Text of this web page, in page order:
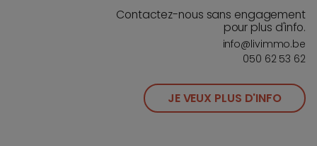
Contactez-nous sans engagement
pour plus d'info.
info@livimmo.be
050 62 53 62
JE VEUX PLUS D'INFO